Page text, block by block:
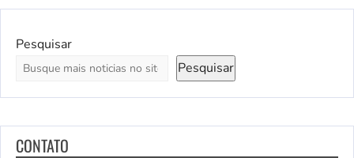
Pesquisar
Pesquisar
CONTATO